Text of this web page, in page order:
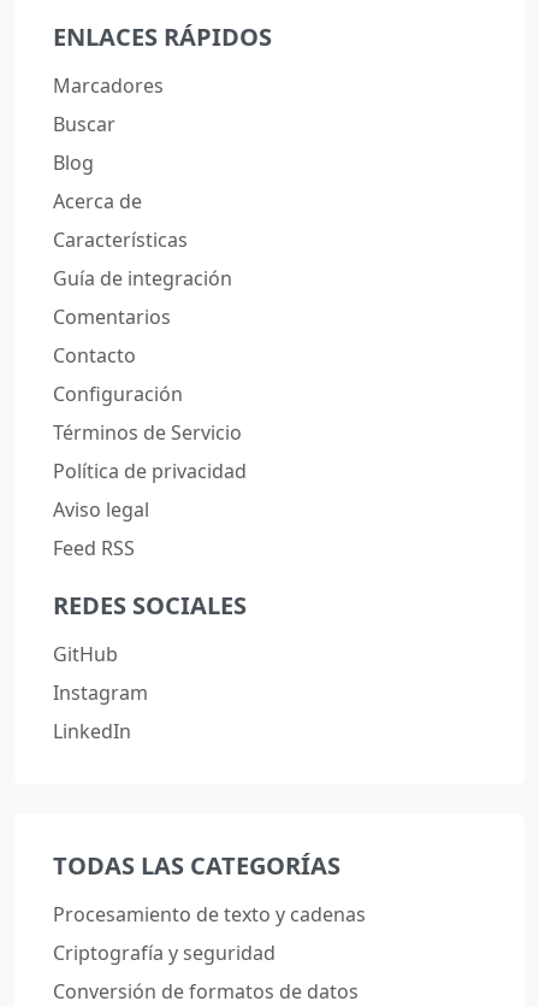
ENLACES RÁPIDOS
Marcadores
Buscar
Blog
Acerca de
Características
Guía de integración
Comentarios
Contacto
Configuración
Términos de Servicio
Política de privacidad
Aviso legal
Feed RSS
REDES SOCIALES
GitHub
Instagram
LinkedIn
TODAS LAS CATEGORÍAS
Procesamiento de texto y cadenas
Criptografía y seguridad
Conversión de formatos de datos